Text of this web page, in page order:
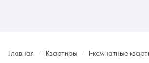
Главная Квартиры 1-комнатные